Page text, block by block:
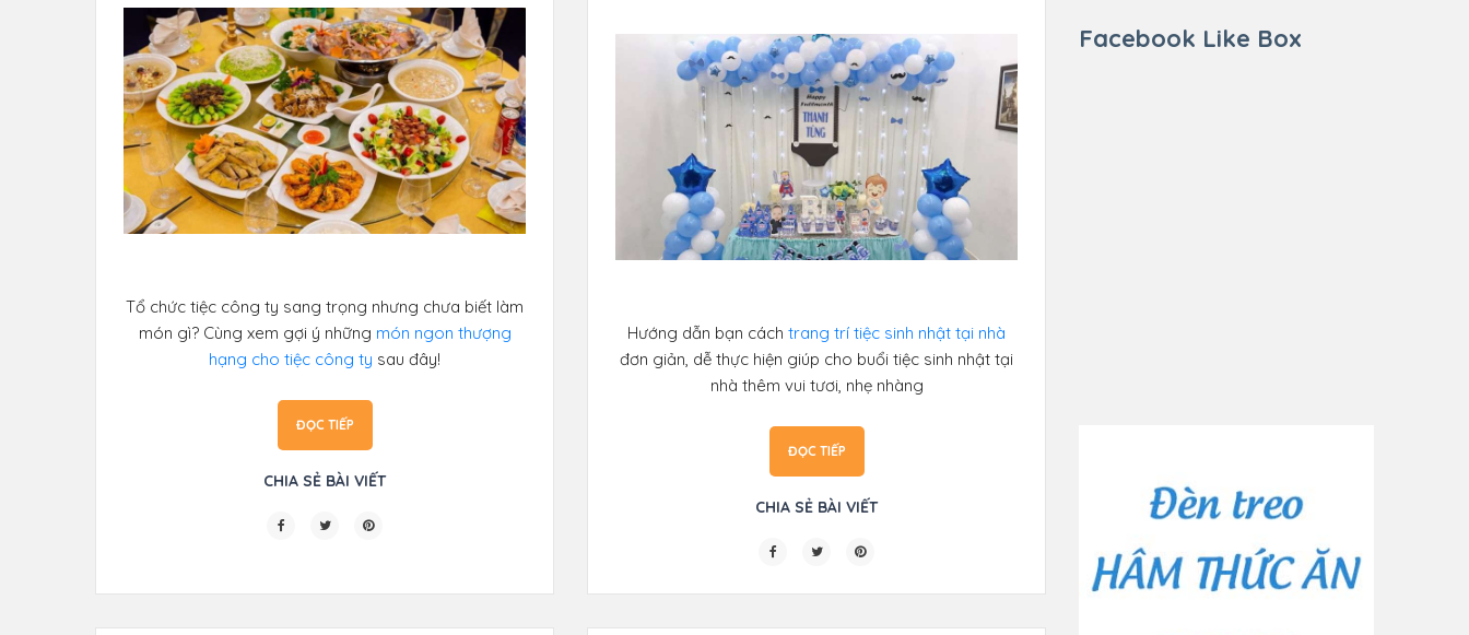
Tổ chức tiệc công ty sang trọng nhưng chưa biết làm
món gì? Cùng xem gợi ý những món ngon thượng
hạng cho tiệc công ty sau đây!
ĐỌC TIẾP
CHIA SẺ BÀI VIẾT
Hướng dẫn bạn cách trang trí tiệc sinh nhật tại nhà
đơn giản, dễ thực hiện giúp cho buổi tiệc sinh nhật tại
nhà thêm vui tươi, nhẹ nhàng
ĐỌC TIẾP
CHIA SẺ BÀI VIẾT
Facebook Like Box